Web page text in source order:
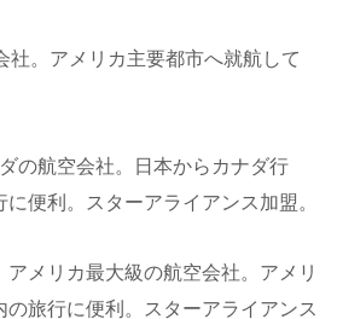
社。アメリカ主要都市へ就航して
の航空会社。日本からカナダ行
便利。スターアライアンス加盟。
アメリカ最大級の航空会社。アメリ
の旅行に便利。スターアライアンス